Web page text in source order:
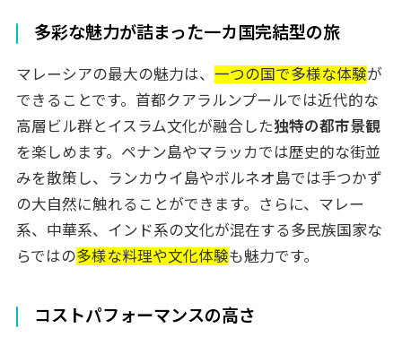
化の融合
リゾート
ペナン島：世界遺産の街とビーチの調和
コタキナバル：ボルネオ島の大自然とリ
ゾート
マレーシア新婚旅行のモデルプラン
5泊7日 クアラルンプール&ランカウイ島周
遊プラン
カウイ島周遊プラン
多彩な魅力が詰まった一カ国完結型の旅
マレーシアの最大の魅力は、 一つの国で多様な体験が
できることです。首都クアラルンプールでは近代的な
高層ビル群とイスラム文化が融合した独特の都市景観
を楽しめます。ペナン島やマラッカでは歴史的な街並
みを散策し、ランカウイ島やボルネオ島では手つかず
の大自然に触れることができます。さらに、マレー
系、中華系、インド系の文化が混在する多民族国家な
らではの多様な料理や文化体験も魅力です。
コストパフォーマンスの高さ